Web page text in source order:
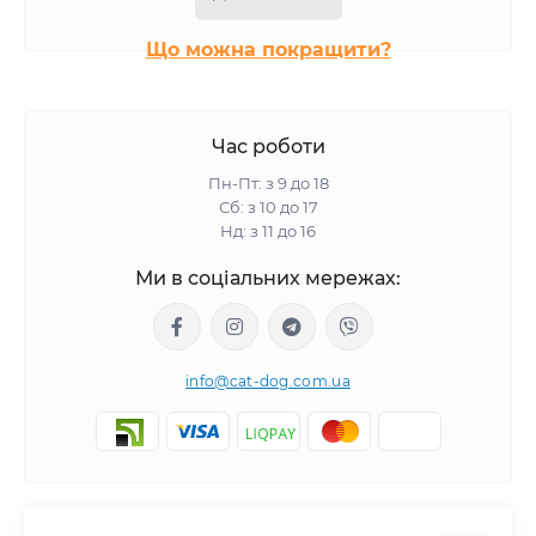
Собачий корм в упаковці по 1.5 кг
Собачий корм в упаковці по 2 кг
Собачий корм в упаковці по 1.25 кг
Собачий корм в упаковці по 1 кг
Що можна покращити?
Час роботи
Пн-Пт: з 9 до 18
Сб: з 10 до 17
Нд: з 11 до 16
Ми в соціальних мережах:
info@cat-dog.com.ua